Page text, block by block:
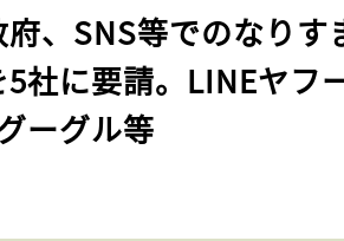
府、SNS等でのなりす
社に要請。LINEヤフ
ーグル等